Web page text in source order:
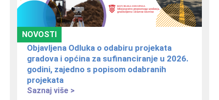
NOVOSTI
Objavljena Odluka o odabiru projekata
gradova i općina za sufinanciranje u 2026.
godini, zajedno s popisom odabranih
projekata
Saznaj više >